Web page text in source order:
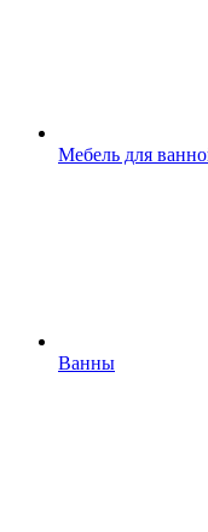
Мебель для
Ванны